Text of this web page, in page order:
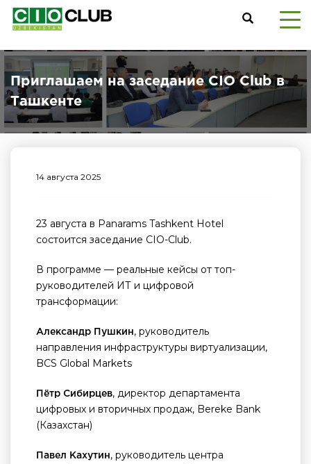
Приглашаем на заседание CIO Club в
Ташкенте
14 августа 2025
23 августа в Panarams Tashkent Hotel
состоится заседание CIO-Club.
В программе — реальные кейсы от топ-
руководителей ИТ и цифровой
трансформации:
Александр Пушкин, руководитель
направления инфраструктуры виртуализации,
BCS Global Markets
Пётр Сибирцев, директор департамента
цифровых и вторичных продаж, Bereke Bank
(Казахстан)
Павел Кахутин, руководитель центра